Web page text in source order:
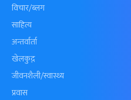
विचार/ब्लग
साहित्य
अन्तर्वार्ता
खेलकुद़़
जीवनशैली/स्वास्थ्य
प्रवास